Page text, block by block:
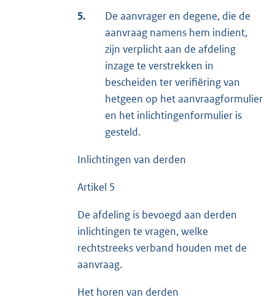
5.
De aanvrager en degene, die de
aanvraag namens hem indient,
zijn verplicht aan de afdeling
inzage te verstrekken in
bescheiden ter verifiëring van
hetgeen op het aanvraagformulier
en het inlichtingenformulier is
gesteld.
Inlichtingen van derden
Artikel 5
De afdeling is bevoegd aan derden
inlichtingen te vragen, welke
rechtstreeks verband houden met de
aanvraag.
Het horen van derden